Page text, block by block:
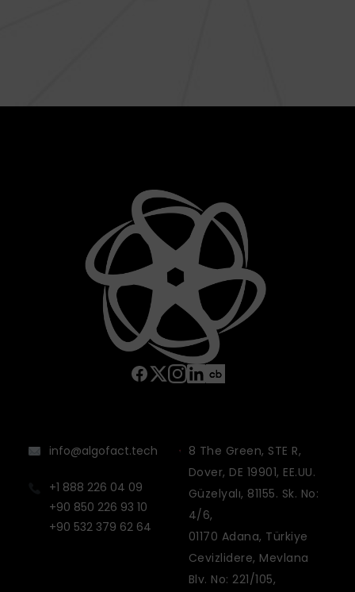
info@algofact.tech
+1 888 226 04 09
+90 850 226 93 10
+90 532 379 62 64
8 The Green, STE R,
Dover, DE 19901, EE.UU.
Güzelyalı, 81155. Sk. No:
4/6,
01170 Adana, Türkiye
Cevizlidere, Mevlana
Blv. No: 221/105,